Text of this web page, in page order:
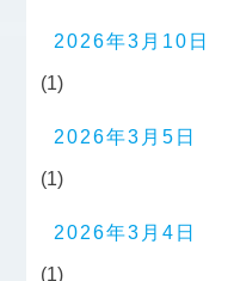
2026年3月10日
(1)
2026年3月5日
(1)
2026年3月4日
(1)